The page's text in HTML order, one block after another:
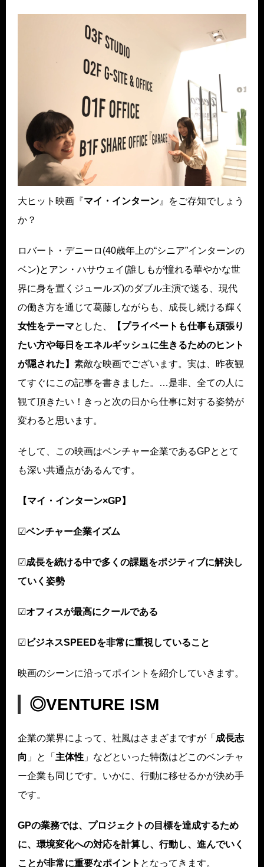
大ヒット映画『マイ・インターン 』をご存知でしょう
か？
ロバート・デニーロ(40歳年上の“シニア”インターンの
ベン)とアン・ハサウェイ(誰しもが憧れる華やかな世
界に身を置くジュールズ)のダブル主演で送る、現代
の働き方を通じて葛藤しながらも、成長し続ける輝く
女性をテーマとした、
【プライベートも仕事も頑張り
たい方や毎日をエネルギッシュに生きるためのヒント
が隠された】 素敵な映画でございます。実は、昨夜観
てすぐにこの記事を書きました。…是非、全ての人に
観て頂きたい！きっと次の日から仕事に対する姿勢が
変わると思います。
そして、この映画はベンチャー企業であるGPととて
も深い共通点があるんです。
【マイ・インターン×GP】
☑ベンチャー企業イズム
☑成長を続ける中で多くの課題をポジティブに解決し
ていく姿勢
☑オフィスが最高にクールである
☑ ビジネスSPEEDを非常に重視していること
映画のシーンに沿ってポイントを紹介していきます。
◎VENTURE ISM
企業の業界によって、社風はさまざまですが「 成長志
向 」と「 主体性 」などといった特徴はどこのベンチャ
ー企業も同じです。いかに、行動に移せるかが決め手
です。
GPの業務では、プロジェクトの目標を達成するため
に、環境変化への対応を計算し、行動し、進んでいく
ことが非常に重要なポイント となってきます。